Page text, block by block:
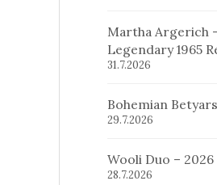
Martha Argerich
Legendary 1965
31.7.2026
Bohemian
29.7.2026
Wooli Duo – 2026
28.7.2026